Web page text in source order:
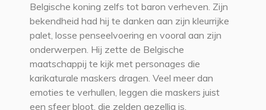
Belgische koning zelfs tot baron verheven. Zijn
bekendheid had hij te danken aan zijn kleurrijke
palet, losse penseelvoering en vooral aan zijn
onderwerpen. Hij zette de Belgische
maatschappij te kijk met personages die
karikaturale maskers dragen. Veel meer dan
emoties te verhullen, leggen die maskers juist
een sfeer bloot, die zelden gezellig is.